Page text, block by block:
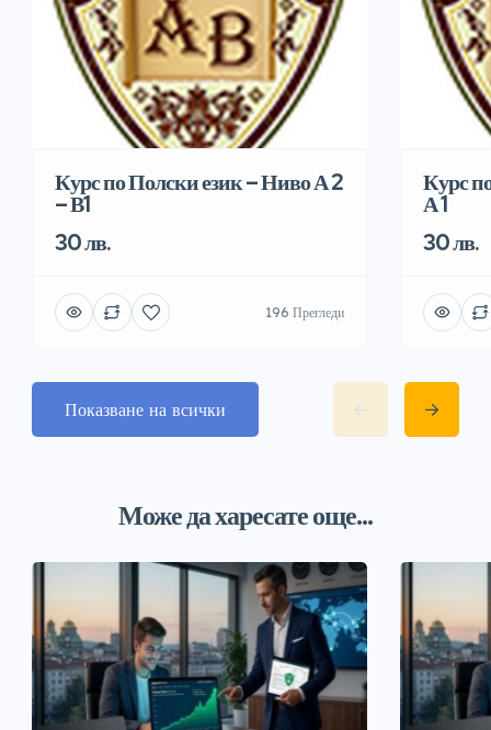
Курс по Полски език – Ниво А 2
– В1
30 лв.
196 Прегледи
Курс
А 1
30 лв.
Показване на всички
Може да харесате още...